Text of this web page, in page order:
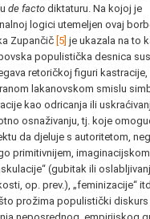
de facto diktaturu. Na kojoj je
logici utemeljen ovaj
Zupančič [5] je ukazala na to
populistička desnica
retoričkoj figuri kastracije,
lakanovskom smislu
kao odricanja ili
osnaživanju, tj. koje
da djeluje s autoritetom,
primitivnijem,
(gubitak ili
op. prev.), „feminizacije“ itd.
prožima populistički diskurs